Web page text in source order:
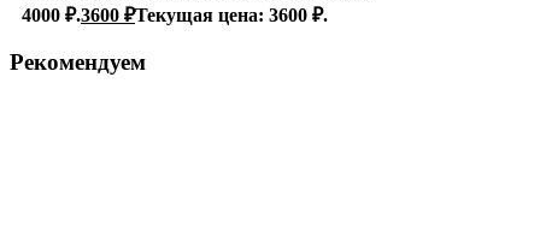
4000 ₽.3600 ₽Текущая цена: 3600 ₽.
Рекомендуем